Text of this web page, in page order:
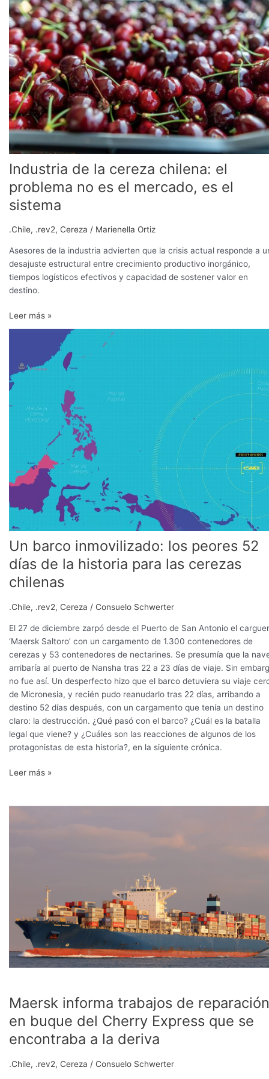
Industria de la cereza chilena: el
problema no es el mercado, es el
sistema
.Chile, .rev2, Cereza / Marienella Ortiz
Asesores de la industria advierten que la crisis actual responde a
desajuste estructural entre crecimiento productivo inorgánico,
tiempos logísticos efectivos y capacidad de sostener valor en
destino.
la
cereza
chilena:
el
problema
no
es
el
mercado,
es
el
sistema
Leer más »
Un barco inmovilizado: los peores 52
días de la historia para las cerezas
chilenas
.Chile, .rev2, Cereza / Consuelo Schwerter
El 27 de diciembre zarpó desde el Puerto de San Antonio el
‘Maersk Saltoro’ con un cargamento de 1.300 contenedores de
cerezas y 53 contenedores de nectarines. Se presumía que la
arribaría al puerto de Nansha tras 22 a 23 días de viaje. Sin
no fue así. Un desperfecto hizo que el barco detuviera su viaje
de Micronesia, y recién pudo reanudarlo tras 22 días, arribando a
destino 52 días después, con un cargamento que tenía un destino
claro: la destrucción. ¿Qué pasó con el barco? ¿Cuál es la batalla
legal que viene? y ¿Cuáles son las reacciones de algunos de los
protagonistas de esta historia?, en la siguiente crónica.
inmovilizado:
los
peores
las
chilenas
Leer más »
Maersk informa trabajos de reparación
en buque del Cherry Express que se
encontraba a la deriva
.Chile, .rev2, Cereza / Consuelo Schwerter
informa
Express
que
encontraba